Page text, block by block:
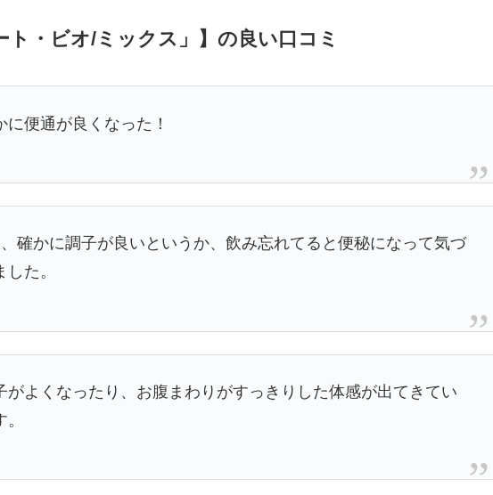
・ビオ/ミックス」】の良い口コミ
便通が良くなった！
確かに調子が良いというか、飲み忘れてると便秘になって気づ
た。
がよくなったり、お腹まわりがすっきりした体感が出てきてい